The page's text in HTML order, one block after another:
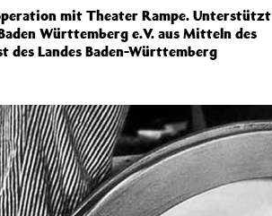
mit Theater Rampe.
Württemberg e.V. aus Mitteln des
Landes Baden-Württemberg